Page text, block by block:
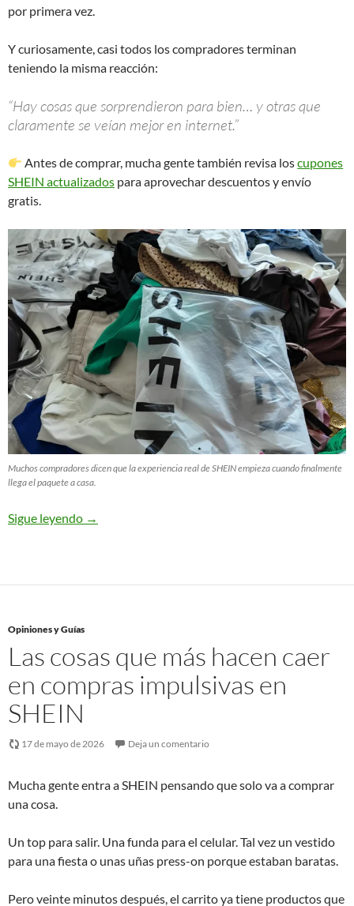
por primera vez.
Y curiosamente, casi todos los compradores terminan
teniendo la misma reacción:
“Hay cosas que sorprendieron para bien… y otras que
claramente se veían mejor en internet.”
Antes de comprar, mucha gente también revisa loscupones
SHEIN actualizados para aprovechar descuentos y envío
gratis.
Muchos compradores dicen que la experiencia real de SHEIN empieza cuando finalmente
llega el paquete a casa.
Sigue leyendo →
Opiniones y Guías
Las cosas que más hacen caer
en compras impulsivas en
SHEIN
17 de mayo de 2026 Deja un comentario
Mucha gente entra a SHEIN pensando que solo va a comprar
una cosa.
Un top para salir. Una funda para el celular. Tal vez un vestido
para una fiesta o unas uñas press-on porque estaban baratas.
Pero veinte minutos después, el carrito ya tiene productos que